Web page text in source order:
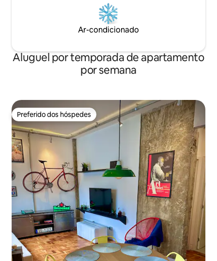
Ar-condicionado
Aluguel por temporada de apartamento
por semana
Preferido dos hóspedes
Preferido dos hóspedes